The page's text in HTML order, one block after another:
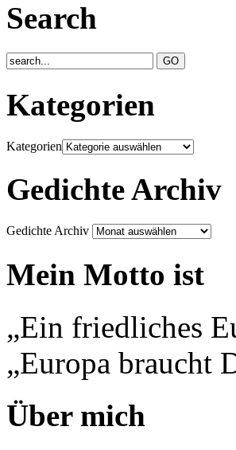
Search
Kategorien
Kategorien
Gedichte Archiv
Gedichte Archiv
Mein Motto ist
„Ein friedliches
„Europa braucht
Über mich